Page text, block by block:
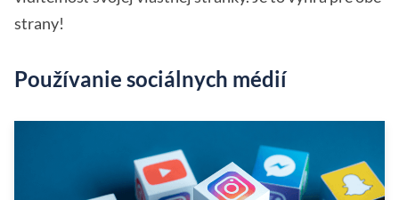
strany!
Používanie sociálnych médií